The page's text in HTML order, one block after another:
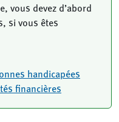
vous devez d’abord
si vous êtes
handicapées
financières